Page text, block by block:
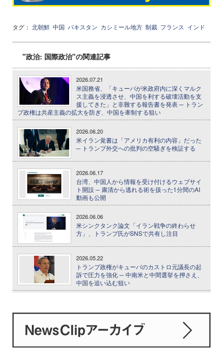
タグ： 北朝鮮 中国 パキスタン カシミール地方 制裁 フランス インド
"政治: 国際政治"の関連記事
2026.07.21
米国務省、「キューバが米政府内に深くマルク
ス主義を浸透させ、中国を利する破壊活動を支
援してきた」と非難する報告書を発表 ─ トラン
プ政権は共産主義の拡大を防ぎ、中国を牽制する狙い
2026.06.20
米イラン覚書は「アメリカ有利の内容」だった
─ トランプ外交への批判の空騒ぎを検証する
2026.06.17
台湾、中国人から情報を受け付けるウェブサイ
ト開設 ─ 粛清から逃れる術を扱った1分間のAI
動画も公開
2026.06.06
米シンクタンク論文「イラン戦争の終わらせ
方」、トランプ氏がSNSで共有し注目
2026.05.22
トランプ政権がキューバのカストロ元議長の起
訴で圧力を強化 ─ 中南米と中間選挙を押さえ、
中国を追い込む狙い